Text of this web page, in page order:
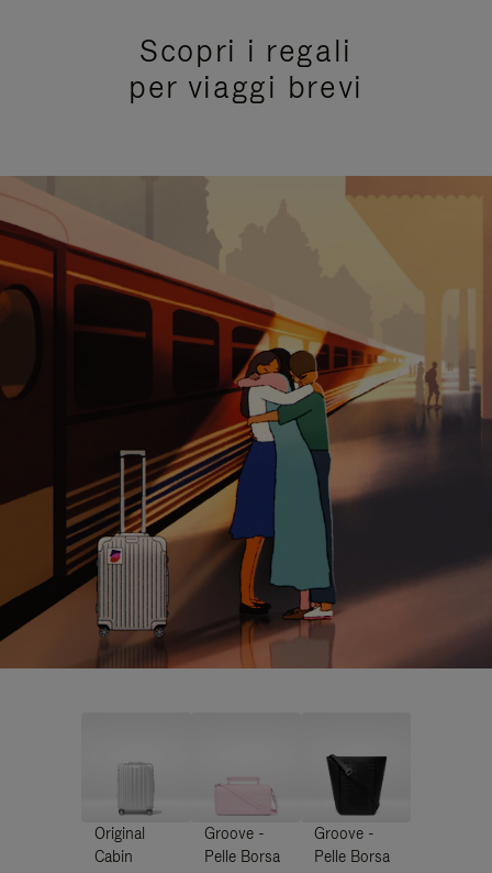
Scopri i regali
per viaggi brevi
Original
Cabin
Groove -
Pelle Borsa
Groove -
Pelle Borsa